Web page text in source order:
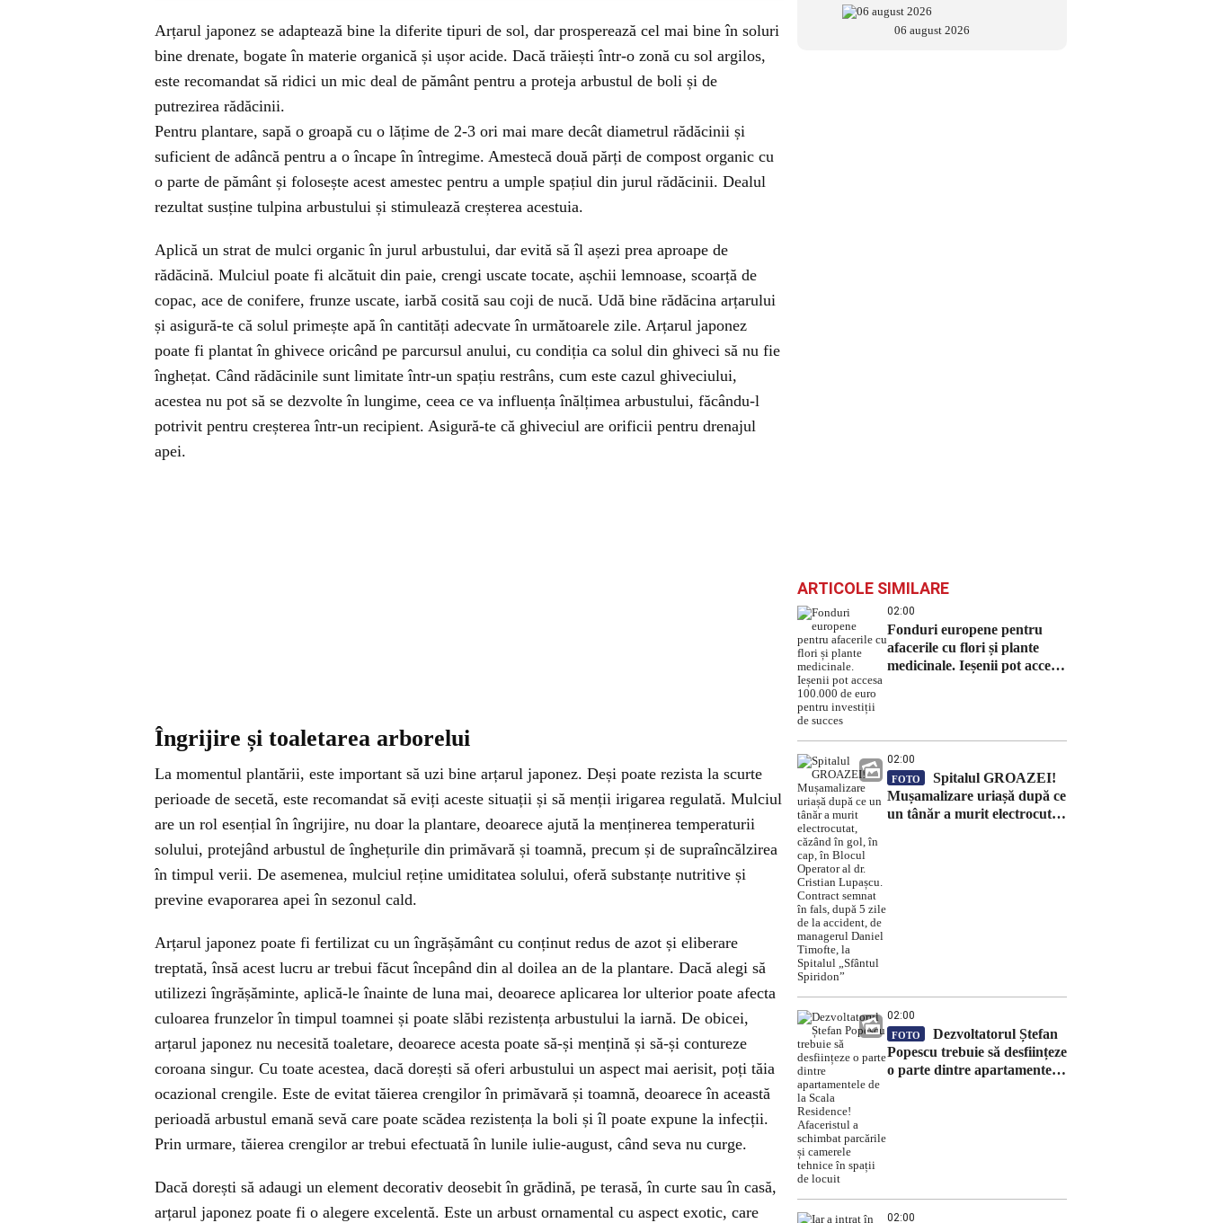
Arțarul japonez se adaptează bine la diferite tipuri de sol, dar prosperează cel mai bine în soluri
bine drenate, bogate în materie organică și ușor acide. Dacă trăiești într-o zonă cu sol argilos,
este recomandat să ridici un mic deal de pământ pentru a proteja arbustul de boli și de
putrezirea rădăcinii.
Pentru plantare, sapă o groapă cu o lățime de 2-3 ori mai mare decât diametrul rădăcinii și
suficient de adâncă pentru a o încape în întregime. Amestecă două părți de compost organic cu
o parte de pământ și folosește acest amestec pentru a umple spațiul din jurul rădăcinii. Dealul
rezultat susține tulpina arbustului și stimulează creșterea acestuia.
Aplică un strat de mulci organic în jurul arbustului, dar evită să îl așezi prea aproape de
rădăcină. Mulciul poate fi alcătuit din paie, crengi uscate tocate, așchii lemnoase, scoarță de
copac, ace de conifere, frunze uscate, iarbă cosită sau coji de nucă. Udă bine rădăcina arțarului
și asigură-te că solul primește apă în cantități adecvate în următoarele zile. Arțarul japonez
poate fi plantat în ghivece oricând pe parcursul anului, cu condiția ca solul din ghiveci să nu fie
înghețat. Când rădăcinile sunt limitate într-un spațiu restrâns, cum este cazul ghiveciului,
acestea nu pot să se dezvolte în lungime, ceea ce va influența înălțimea arbustului, făcându-l
potrivit pentru creșterea într-un recipient. Asigură-te că ghiveciul are orificii pentru drenajul
apei.
Îngrijire și toaletarea arborelui
La momentul plantării, este important să uzi bine arțarul japonez. Deși poate rezista la scurte
perioade de secetă, este recomandat să eviți aceste situații și să menții irigarea regulată. Mulciul
are un rol esențial în îngrijire, nu doar la plantare, deoarece ajută la menținerea temperaturii
solului, protejând arbustul de înghețurile din primăvară și toamnă, precum și de supraîncălzirea
în timpul verii. De asemenea, mulciul reține umiditatea solului, oferă substanțe nutritive și
previne evaporarea apei în sezonul cald.
Arțarul japonez poate fi fertilizat cu un îngrășământ cu conținut redus de azot și eliberare
treptată, însă acest lucru ar trebui făcut începând din al doilea an de la plantare. Dacă alegi să
utilizezi îngrășăminte, aplică-le înainte de luna mai, deoarece aplicarea lor ulterior poate afecta
culoarea frunzelor în timpul toamnei și poate slăbi rezistența arbustului la iarnă. De obicei,
arțarul japonez nu necesită toaletare, deoarece acesta poate să-și mențină și să-și contureze
coroana singur. Cu toate acestea, dacă dorești să oferi arbustului un aspect mai aerisit, poți tăia
ocazional crengile. Este de evitat tăierea crengilor în primăvară și toamnă, deoarece în această
perioadă arbustul emană sevă care poate scădea rezistența la boli și îl poate expune la infecții.
Prin urmare, tăierea crengilor ar trebui efectuată în lunile iulie-august, când seva nu curge.
Dacă dorești să adaugi un element decorativ deosebit în grădină, pe terasă, în curte sau în casă,
arțarul japonez poate fi o alegere excelentă. Este un arbust ornamental cu aspect exotic, care
06 august 2026
ARTICOLE SIMILARE
02:00
Fonduri europene pentru
afacerile cu flori și plante
medicinale. Ieșenii pot accesa
02:00
FOTO
Spitalul GROAZEI!
Mușamalizare uriașă după ce
un tânăr a murit electrocutat,
02:00
FOTO
Dezvoltatorul Ștefan
Popescu trebuie să desființeze
o parte dintre apartamentele
02:00